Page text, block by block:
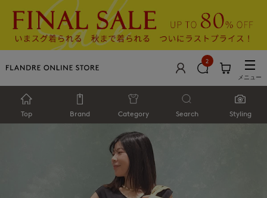
2
メニュー
Top Brand Category Search Styling